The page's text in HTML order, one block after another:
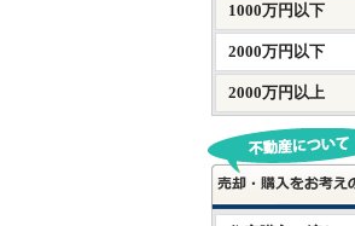
1000万円以下
2000万円以下
2000万円以上